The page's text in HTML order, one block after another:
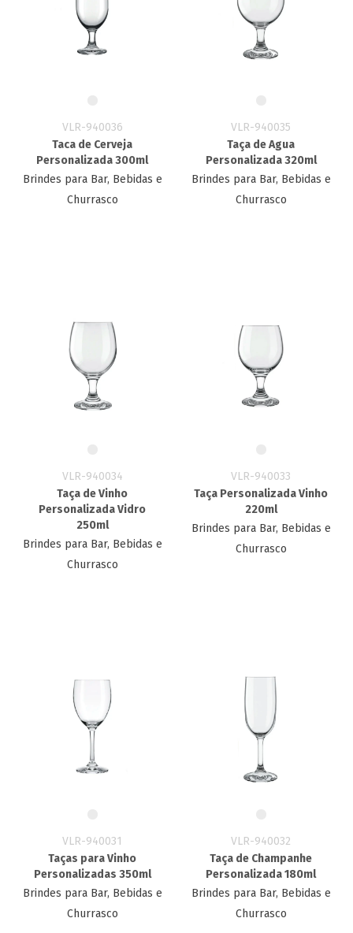
VLR-940036
Taca de Cerveja
Personalizada 300ml
Brindes para Bar, Bebidas e
Churrasco
VLR-940035
Taça de Agua
Personalizada 320ml
Brindes para Bar, Bebidas e
Churrasco
VLR-940034
Taça de Vinho
Personalizada Vidro
250ml
Brindes para Bar, Bebidas e
Churrasco
VLR-940033
Taça Personalizada Vinho
220ml
Brindes para Bar, Bebidas e
Churrasco
VLR-940031
Taças para Vinho
Personalizadas 350ml
Brindes para Bar, Bebidas e
Churrasco
VLR-940032
Taça de Champanhe
Personalizada​ 180ml
Brindes para Bar, Bebidas e
Churrasco